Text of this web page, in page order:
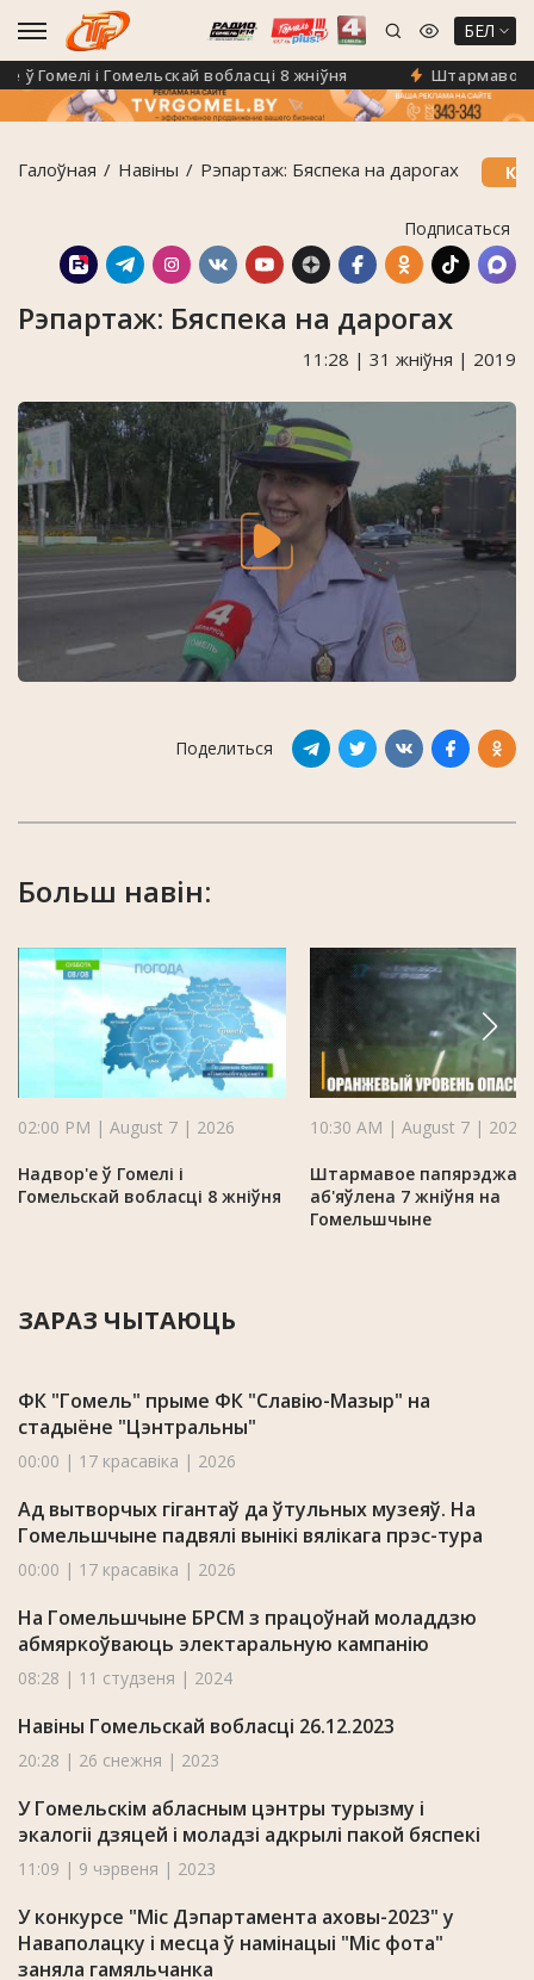
БЕЛ
і Гомельскай вобласці 8 жніўня Штармавое
Галоўная Навiны Рэпартаж: Бяспека на дарогах
Подписаться
Рэпартаж: Бяспека на дарогах
11:28 | 31 жніўня | 2019
Поделиться
Больш навін:
02:00 PM | August 7 | 2026
Надвор'е ў Гомелі і
Гомельскай вобласці 8 жніўня
10:30 AM | August 7 | 2026
Штармавое
аб'яўлена 7 жніўня на
Гомельшчыне
ЗАРАЗ ЧЫТАЮЦЬ
ФК "Гомель" прыме ФК "Славію-Мазыр" на
стадыёне "Цэнтральны"
00:00 | 17 красавіка | 2026
Ад вытворчых гігантаў да ўтульных музеяў. На
Гомельшчыне падвялі вынікі вялікага прэс-тура
00:00 | 17 красавіка | 2026
На Гомельшчыне БРСМ з працоўнай моладдзю
абмяркоўваюць электаральную кампанію
08:28 | 11 студзеня | 2024
Навіны Гомельскай вобласці 26.12.2023
20:28 | 26 снежня | 2023
У Гомельскім абласным цэнтры турызму і
экалогіі дзяцей і моладзі адкрылі пакой бяспекі
11:09 | 9 чэрвеня | 2023
У конкурсе "Міс Дэпартамента аховы-2023" у
Наваполацку i месца ў намінацыі "Міс фота"
заняла гамяльчанка